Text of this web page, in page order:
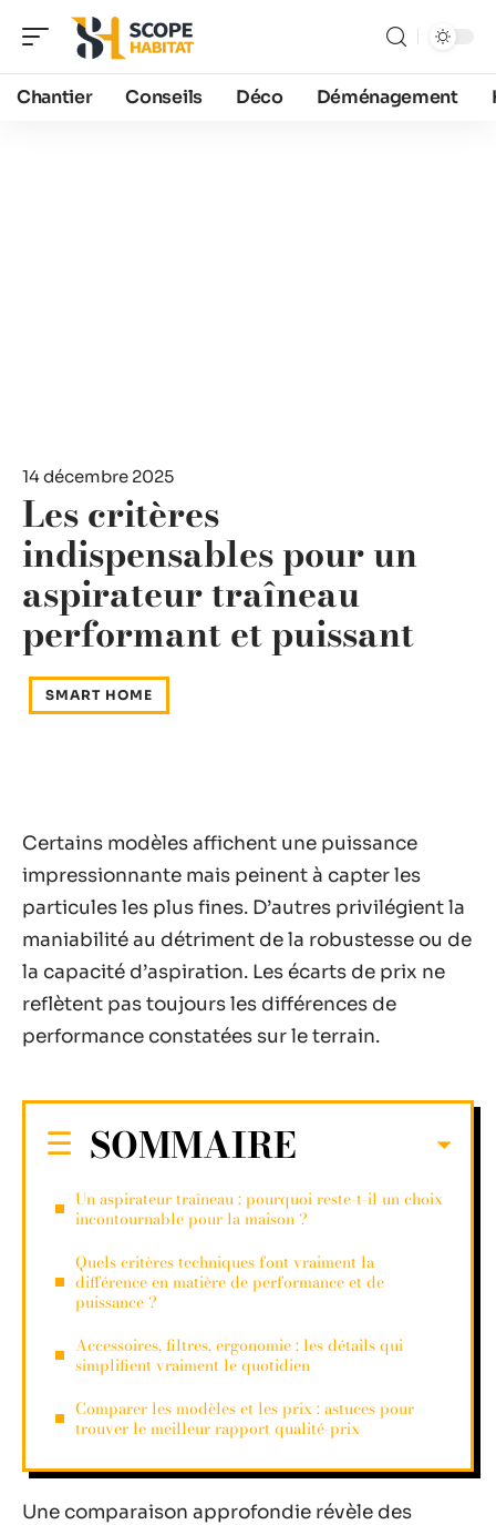
Chantier Conseils Déco Déménagement
14 décembre 2025
Les critères
indispensables pour un
aspirateur traîneau
performant et puissant
SMART HOME
Certains modèles affichent une puissance
impressionnante mais peinent à capter les
particules les plus fines. D’autres privilégient la
maniabilité au détriment de la robustesse ou de
la capacité d’aspiration. Les écarts de prix ne
reflètent pas toujours les différences de
performance constatées sur le terrain.
SOMMAIRE
Un aspirateur traîneau : pourquoi reste-t-il un choix
incontournable pour la maison ?
Quels critères techniques font vraiment la
différence en matière de performance et de
puissance ?
Accessoires, filtres, ergonomie : les détails qui
simplifient vraiment le quotidien
Comparer les modèles et les prix : astuces pour
trouver le meilleur rapport qualité-prix
Une comparaison approfondie révèle des